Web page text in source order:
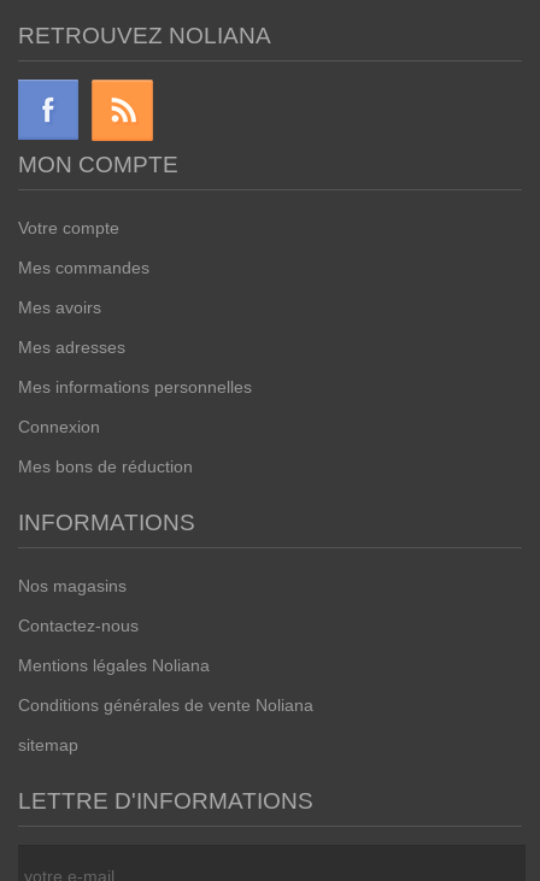
RETROUVEZ NOLIANA
MON COMPTE
Votre compte
Mes commandes
Mes avoirs
Mes adresses
Mes informations personnelles
Connexion
Mes bons de réduction
INFORMATIONS
Nos magasins
Contactez-nous
Mentions légales Noliana
Conditions générales de vente Noliana
sitemap
LETTRE D'INFORMATIONS